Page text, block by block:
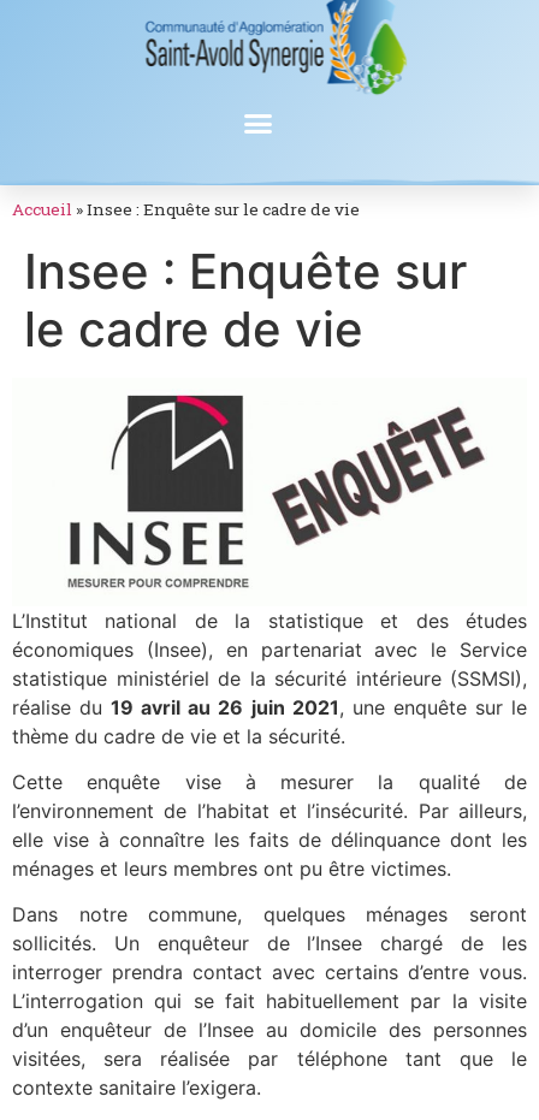
Accueil »Insee : Enquête sur le cadre de vie
Insee : Enquête sur
le cadre de vie
L’Institut national de la statistique et des études
économiques (Insee), en partenariat avec le Service
statistique ministériel de la sécurité intérieure (SSMSI),
réalise du19 avril au 26 juin 2021, une enquête sur le
thème du cadre de vie et la sécurité.
Cette enquête vise à mesurer la qualité de
l’environnement de l’habitat et l’insécurité. Par ailleurs,
elle vise à connaître les faits de délinquance dont les
ménages et leurs membres ont pu être victimes.
Dans notre commune, quelques ménages seront
sollicités. Un enquêteur de l’Insee chargé de les
interroger prendra contact avec certains d’entre vous.
L’interrogation qui se fait habituellement par la visite
d’un enquêteur de l’Insee au domicile des personnes
visitées, sera réalisée par téléphone tant que le
contexte sanitaire l’exigera.